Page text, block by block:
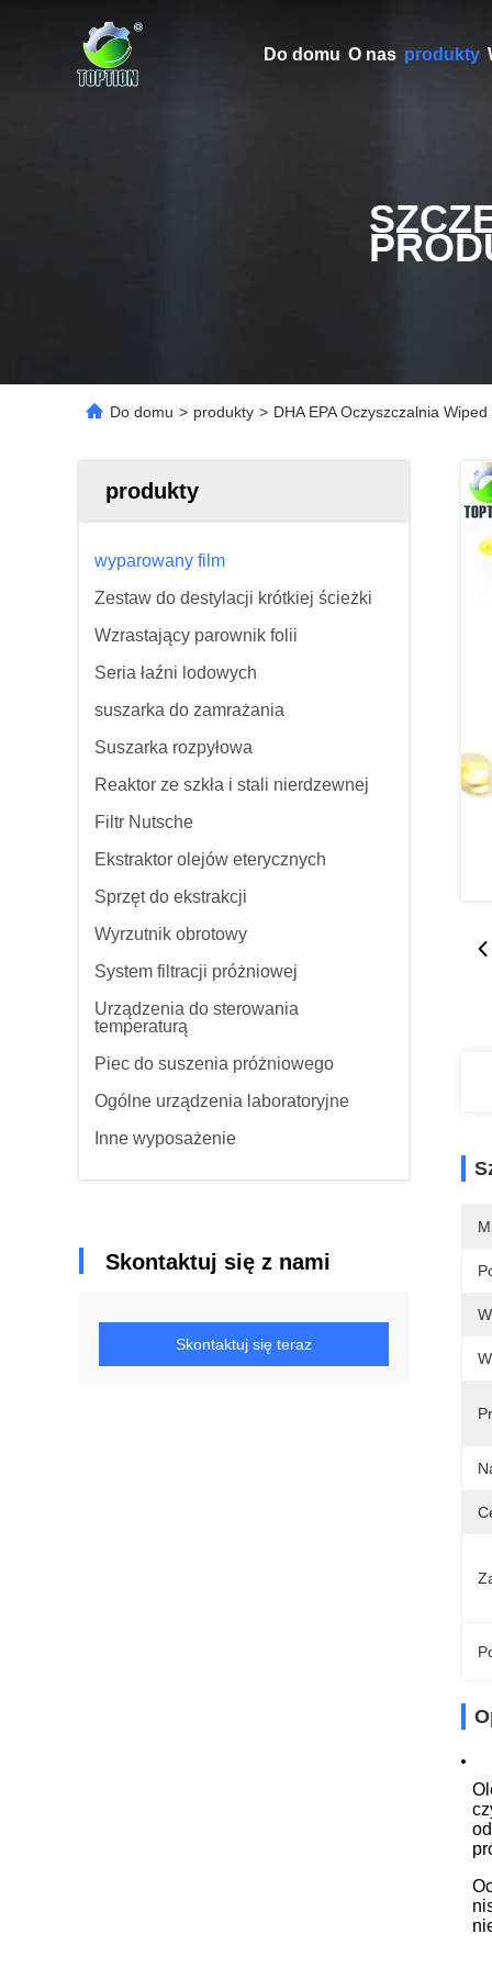
Do domu O nas produkty
Do domu > produkty > DHA EPA Oczyszczalnia
produkty
wyparowany film
Zestaw do destylacji krótkiej ścieżki
Wzrastający parownik folii
Seria łaźni lodowych
suszarka do zamrażania
Suszarka rozpyłowa
Reaktor ze szkła i stali nierdzewnej
Filtr Nutsche
Ekstraktor olejów eterycznych
Sprzęt do ekstrakcji
Wyrzutnik obrotowy
System filtracji próżniowej
Urządzenia do sterowania
temperaturą
Piec do suszenia próżniowego
Ogólne urządzenia laboratoryjne
Inne wyposażenie
Skontaktuj się z nami
Skontaktuj się teraz